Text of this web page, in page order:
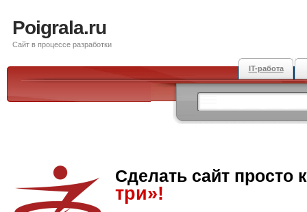
Poigrala.ru
Сайт в процессе разработки
IT-работа
Сделать сайт просто
три»!